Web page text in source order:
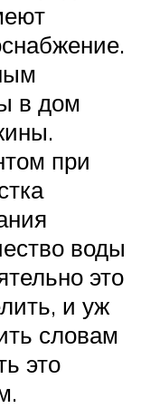
в дом
при
воды
это
и уж
словам
это